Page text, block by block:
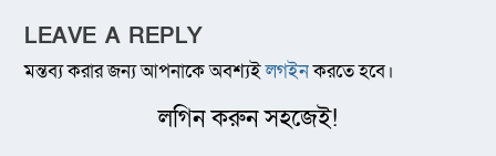
LEAVE A REPLY
মন্তব্য করার জন্য আপনাকে অবশ্যইলগইনকরতে হবে।
লগিন করুন সহজেই!